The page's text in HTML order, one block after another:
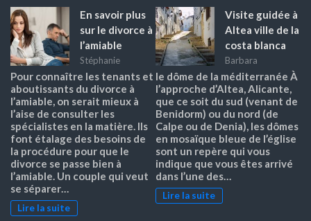
En savoir plus
sur le divorce à
l’amiable
Stéphanie
Pour connaître les tenants et
aboutissants du divorce à
l’amiable, on serait mieux à
l’aise de consulter les
spécialistes en la matière. Ils
font étalage des besoins de
la procédure pour que le
divorce se passe bien à
l’amiable. Un couple qui veut
se séparer…
Lire la suite
Visite guidée à
Altea ville de la
costa blanca
Barbara
le dôme de la méditerranée À
l’approche d’Altea, Alicante,
que ce soit du sud (venant de
Benidorm) ou du nord (de
Calpe ou de Denia), les dômes
en mosaïque bleue de l’église
sont un repère qui vous
indique que vous êtes arrivé
dans l’une des…
Lire la suite